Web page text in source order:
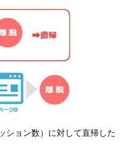
ション数）に対して直帰した